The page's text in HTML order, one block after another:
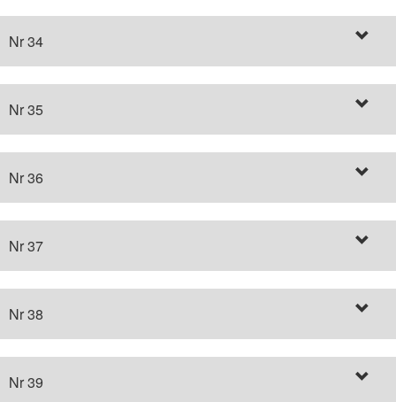
Nr 34
Nr 35
Nr 36
Nr 37
Nr 38
Nr 39